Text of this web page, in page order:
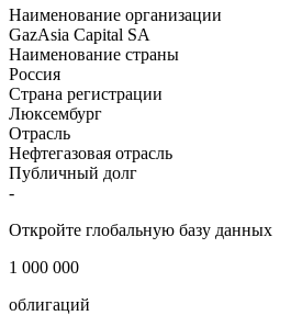
Наименование организации
GazAsia Capital SA
Наименование страны
Россия
Страна регистрации
Нефтегазовая отрасль
-
Откройте глобальную базу данных